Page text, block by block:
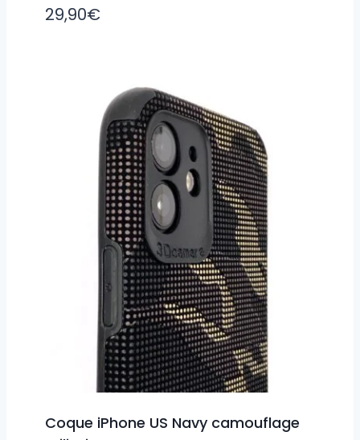
Note
5.00
sur 5
29,90€
Coque iPhone US Navy camouflage